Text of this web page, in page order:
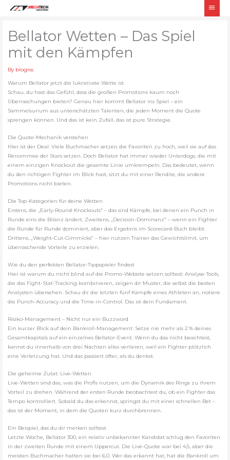
Main
Bellator Wetten – Das Spiel
mit den Kämpfen
By blogrss
Warum Bellator jetzt die lukrativste Wette ist
Schau, du hast das Gefühl, dass die großen Promotions kaum noch
Überraschungen bieten? Genau hier kommt Bellator ins Spiel – ein
Sammelsurium aus unterschätzten Talenten, die jeden Moment die Quote
sprengen können. Und das ist kein Zufall, das ist pure Strategie.
Die Quote-Mechanik verstehen
Hier ist der Deal: Viele Buchmacher setzen die Favoriten zu hoch, weil sie auf das
Renommee der Stars setzen. Doch Bellator hat immer wieder Unterdogs, die mit
einem einzigen Knockout die gesamte Linie umkrempeln. Das bedeutet, wenn
du den richtigen Fighter im Blick hast, sitzt du mit einer Rendite, die andere
Promotions nicht bieten.
Die Top-Kategorien für deine Wetten
Erstens, die „Early-Round-Knockouts” – das sind Kämpfe, bei denen ein Punch in
Runde eins die Bilanz ändert. Zweitens, „Decision-Dominanz” – wenn ein Fighter
die Runde für Runde dominiert, aber das Ergebnis im Scorecard-Buch bleibt.
Drittens, „Weight-Cut-Gimmicks” – hier nutzen Trainer das Gewichtslimit, um
überraschende Vorteile zu erzielen.
Wie du den perfekten Bellator-Tippspieler findest
Hier ist warum du nicht blind auf die Promo-Website setzen solltest: Analyse-Tools,
die das Fight-Stat-Tracking kombinieren, zeigen dir Muster, die selbst die besten
Analysten übersehen. Schau dir die letzten fünf Kämpfe eines Athleten an, notiere
die Punch-Accuracy und die Time-in-Control. Das ist dein Fundament.
Risiko-Management – Nicht nur ein Buzzword
Ein kurzer Blick auf dein Bankroll-Management: Setze nie mehr als 2 % deines
Gesamtkapitals auf ein einzelnes Bellator-Event. Wenn du das nicht beachtest,
kannst du innerhalb von drei Nächten alles verlieren, weil ein Fighter plötzlich
eine Verletzung hat. Und das passiert öfter, als du denkst.
Die geheime Zutat: Live-Wetten
Live-Wetten sind das, was die Profis nutzen, um die Dynamik des Rings zu ihrem
Vorteil zu drehen. Während der ersten Runde beobachtest du, ob ein Fighter das
Tempo kontrolliert. Sobald du das erkennst, springst du mit einer schnellen Bet –
das ist der Moment, in dem die Quoten kurz durchbrennen.
Ein Beispiel, das du dir merken solltest
Letzte Woche, Bellator 300, ein relativ unbekannter Kandidat schlug den Favoriten
in der zweiten Runde mit einem Uppercut. Die Live-Quote war bei 4,5, aber die
meisten Buchmacher hatten sie bei 6,0. Wer das erkannt hat, hat die Bankroll um